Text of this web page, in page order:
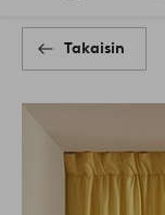
Takaisin